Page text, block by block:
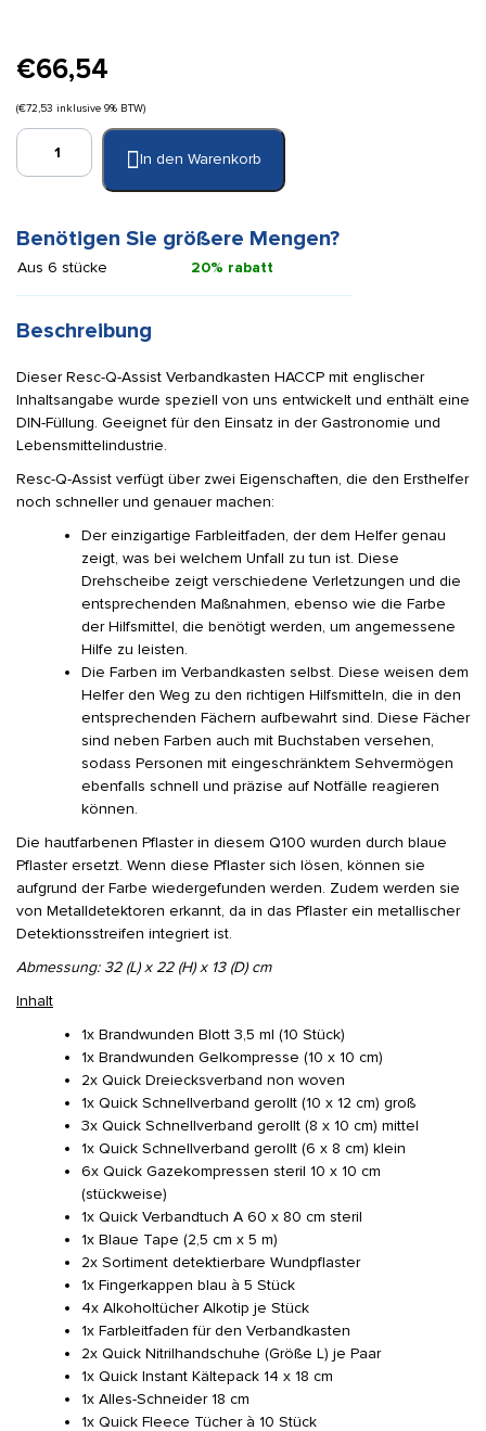
€66,54
(€72,53 inklusive 9% BTW)
Resc-
Hilfe-
Gastronomie
und
Lebensmittelindustrie
DIN
In den Warenkorb
Benötigen Sie größere Mengen?
Aus 6 stücke 20% rabatt
Beschreibung
Dieser Resc-Q-Assist Verbandkasten HACCP mit englischer
Inhaltsangabe wurde speziell von uns entwickelt und enthält eine
DIN-Füllung. Geeignet für den Einsatz in der Gastronomie und
Lebensmittelindustrie.
Resc-Q-Assist verfügt über zwei Eigenschaften, die den Ersthelfer
noch schneller und genauer machen:
Der einzigartige Farbleitfaden, der dem Helfer genau
zeigt, was bei welchem Unfall zu tun ist. Diese
Drehscheibe zeigt verschiedene Verletzungen und die
entsprechenden Maßnahmen, ebenso wie die Farbe
der Hilfsmittel, die benötigt werden, um angemessene
Hilfe zu leisten.
Die Farben im Verbandkasten selbst. Diese weisen dem
Helfer den Weg zu den richtigen Hilfsmitteln, die in den
entsprechenden Fächern aufbewahrt sind. Diese Fächer
sind neben Farben auch mit Buchstaben versehen,
sodass Personen mit eingeschränktem Sehvermögen
ebenfalls schnell und präzise auf Notfälle reagieren
können.
Die hautfarbenen Pflaster in diesem Q100 wurden durch blaue
Pflaster ersetzt. Wenn diese Pflaster sich lösen, können sie
aufgrund der Farbe wiedergefunden werden. Zudem werden sie
von Metalldetektoren erkannt, da in das Pflaster ein metallischer
Detektionsstreifen integriert ist.
Abmessung: 32 (L) x 22 (H) x 13 (D) cm
Inhalt
1x Brandwunden Blott 3,5 ml (10 Stück)
1x Brandwunden Gelkompresse (10 x 10 cm)
2x Quick Dreiecksverband non woven
1x Quick Schnellverband gerollt (10 x 12 cm) groß
3x Quick Schnellverband gerollt (8 x 10 cm) mittel
1x Quick Schnellverband gerollt (6 x 8 cm) klein
6x Quick Gazekompressen steril 10 x 10 cm
(stückweise)
1x Quick Verbandtuch A 60 x 80 cm steril
1x Blaue Tape (2,5 cm x 5 m)
2x Sortiment detektierbare Wundpflaster
1x Fingerkappen blau à 5 Stück
4x Alkoholtücher Alkotip je Stück
1x Farbleitfaden für den Verbandkasten
2x Quick Nitrilhandschuhe (Größe L) je Paar
1x Quick Instant Kältepack 14 x 18 cm
1x Alles-Schneider 18 cm
1x Quick Fleece Tücher à 10 Stück